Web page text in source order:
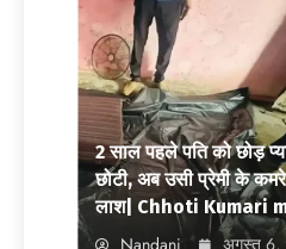
2 साल पहले पति को छोड़
छोटी, अब उसी प्रेमी के
लाश| Chhoti Kumari
Nandani अगस्त 6,